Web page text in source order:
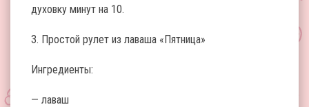
духовку минут на 10.
3. Простой рулет из лаваша «Пятница»
Ингредиенты:
— лаваш